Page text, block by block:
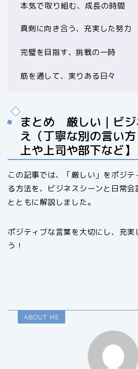
本気で取り組む、成長の時間
真剣に向き合う、充実した努力
完璧を目指す、挑戦の一時
筋を通して、実りある日々
まとめ 厳しい｜ビジ
え（丁寧な別の言い
上や上司や部下など】
この記事では、「厳しい」をポジ
る方法を、ビジネスシーンと日常
とともに解説しました。
ポジティブな言葉を大切にし、充実
う！
ABOUT ME